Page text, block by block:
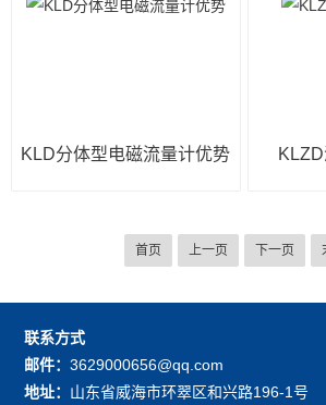
KLD分体型电磁流量计优势
首页 上一页 下一页
联系方式
邮件：3629000656@qq.com
地址： 山东省威海市环翠区和兴路196-1号